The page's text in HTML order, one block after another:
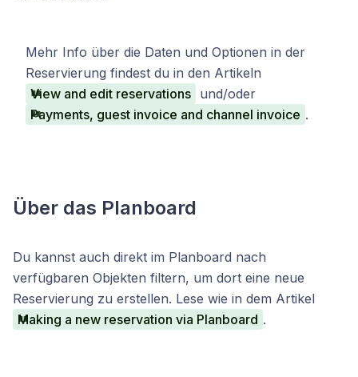
Mehr Info über die Daten und Optionen in der
Reservierung findest du in den Artikeln
View and edit reservations und/oder
Payments, guest invoice and channel invoice .
Über das Planboard
Du kannst auch direkt im Planboard nach
verfügbaren Objekten filtern, um dort eine neue
Reservierung zu erstellen. Lese wie in dem Artikel
Making a new reservation via Planboard .